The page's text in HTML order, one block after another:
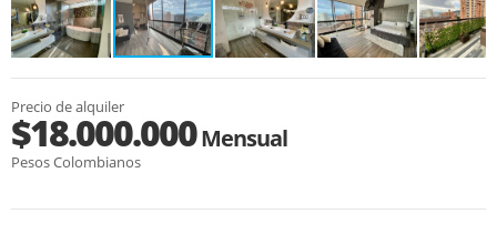
Precio de alquiler
$18.000.000Mensual
Pesos Colombianos